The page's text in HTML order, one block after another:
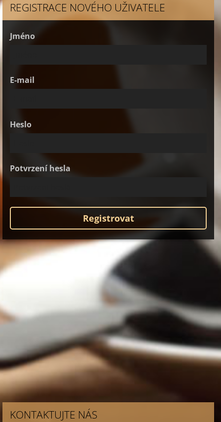
REGISTRACE NOVÉHO UŽIVATELE
Jméno
E-mail
Heslo
Potvrzení hesla
KONTAKTUJTE NÁS